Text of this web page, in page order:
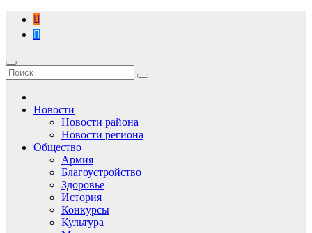
Перейти
содержимому
Новости
Новости района
Новости региона
Общество
Армия
Благоустройство
Здоровье
История
Конкурсы
Культура